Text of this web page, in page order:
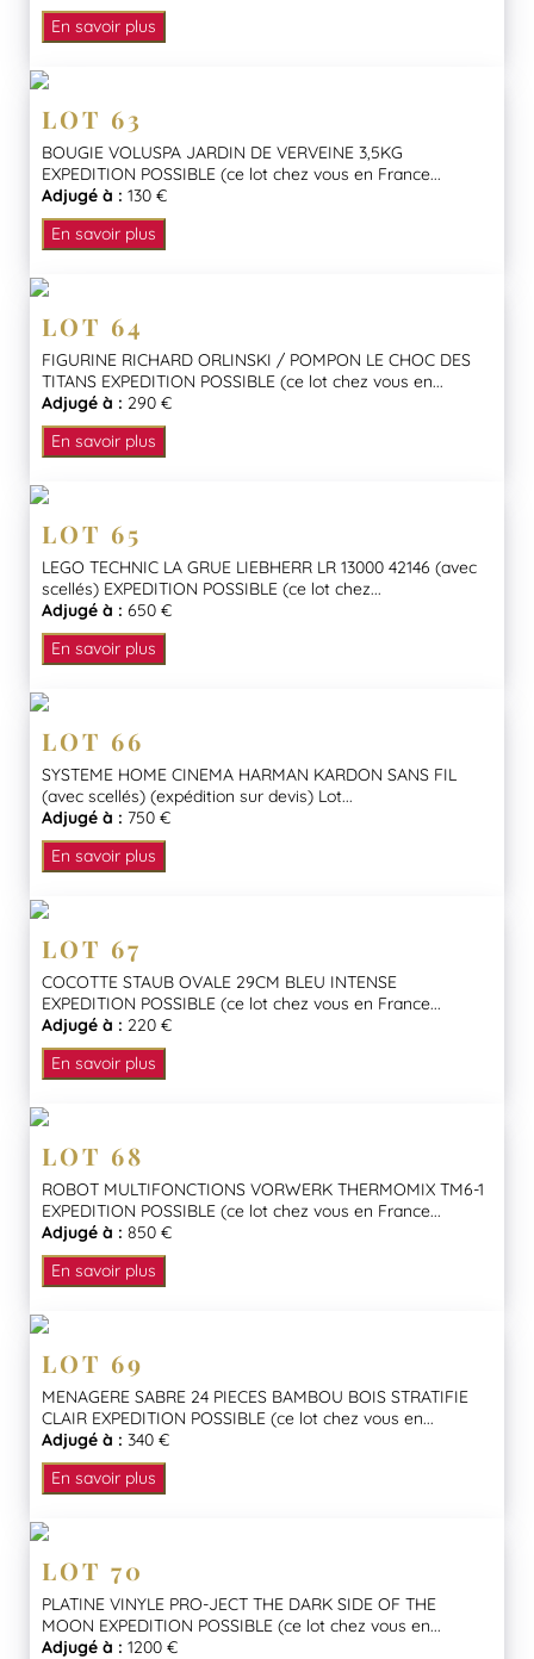
En savoir plus
LOT 63
BOUGIE VOLUSPA JARDIN DE VERVEINE 3,5KG
EXPEDITION POSSIBLE (ce lot chez vous en France...
Adjugé à : 130 €
En savoir plus
LOT 64
FIGURINE RICHARD ORLINSKI / POMPON LE CHOC DES
TITANS EXPEDITION POSSIBLE (ce lot chez vous en...
Adjugé à : 290 €
En savoir plus
LOT 65
LEGO TECHNIC LA GRUE LIEBHERR LR 13000 42146 (avec
scellés) EXPEDITION POSSIBLE (ce lot chez...
Adjugé à : 650 €
En savoir plus
LOT 66
SYSTEME HOME CINEMA HARMAN KARDON SANS FIL
(avec scellés) (expédition sur devis) Lot...
Adjugé à : 750 €
En savoir plus
LOT 67
COCOTTE STAUB OVALE 29CM BLEU INTENSE
EXPEDITION POSSIBLE (ce lot chez vous en France...
Adjugé à : 220 €
En savoir plus
LOT 68
ROBOT MULTIFONCTIONS VORWERK THERMOMIX TM6-1
EXPEDITION POSSIBLE (ce lot chez vous en France...
Adjugé à : 850 €
En savoir plus
LOT 69
MENAGERE SABRE 24 PIECES BAMBOU BOIS STRATIFIE
CLAIR EXPEDITION POSSIBLE (ce lot chez vous en...
Adjugé à : 340 €
En savoir plus
LOT 70
PLATINE VINYLE PRO-JECT THE DARK SIDE OF THE
MOON EXPEDITION POSSIBLE (ce lot chez vous en...
Adjugé à : 1200 €